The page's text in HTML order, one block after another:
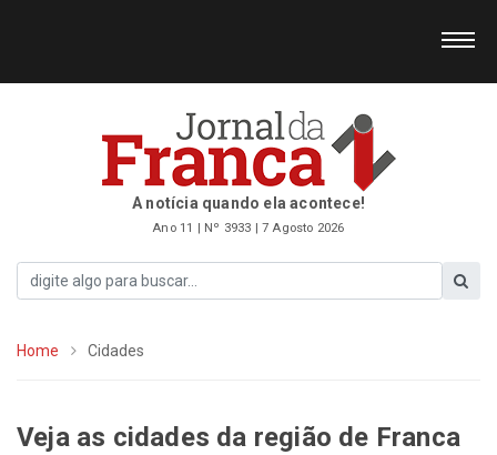
A notícia quando ela acontece!
Ano 11 | Nº 3933 | 7 Agosto 2026
Home Cidades
Veja as cidades da região de Franca